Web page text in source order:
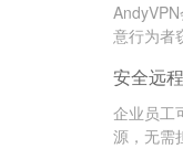
意行为者
安全远
企业员工
源，无需